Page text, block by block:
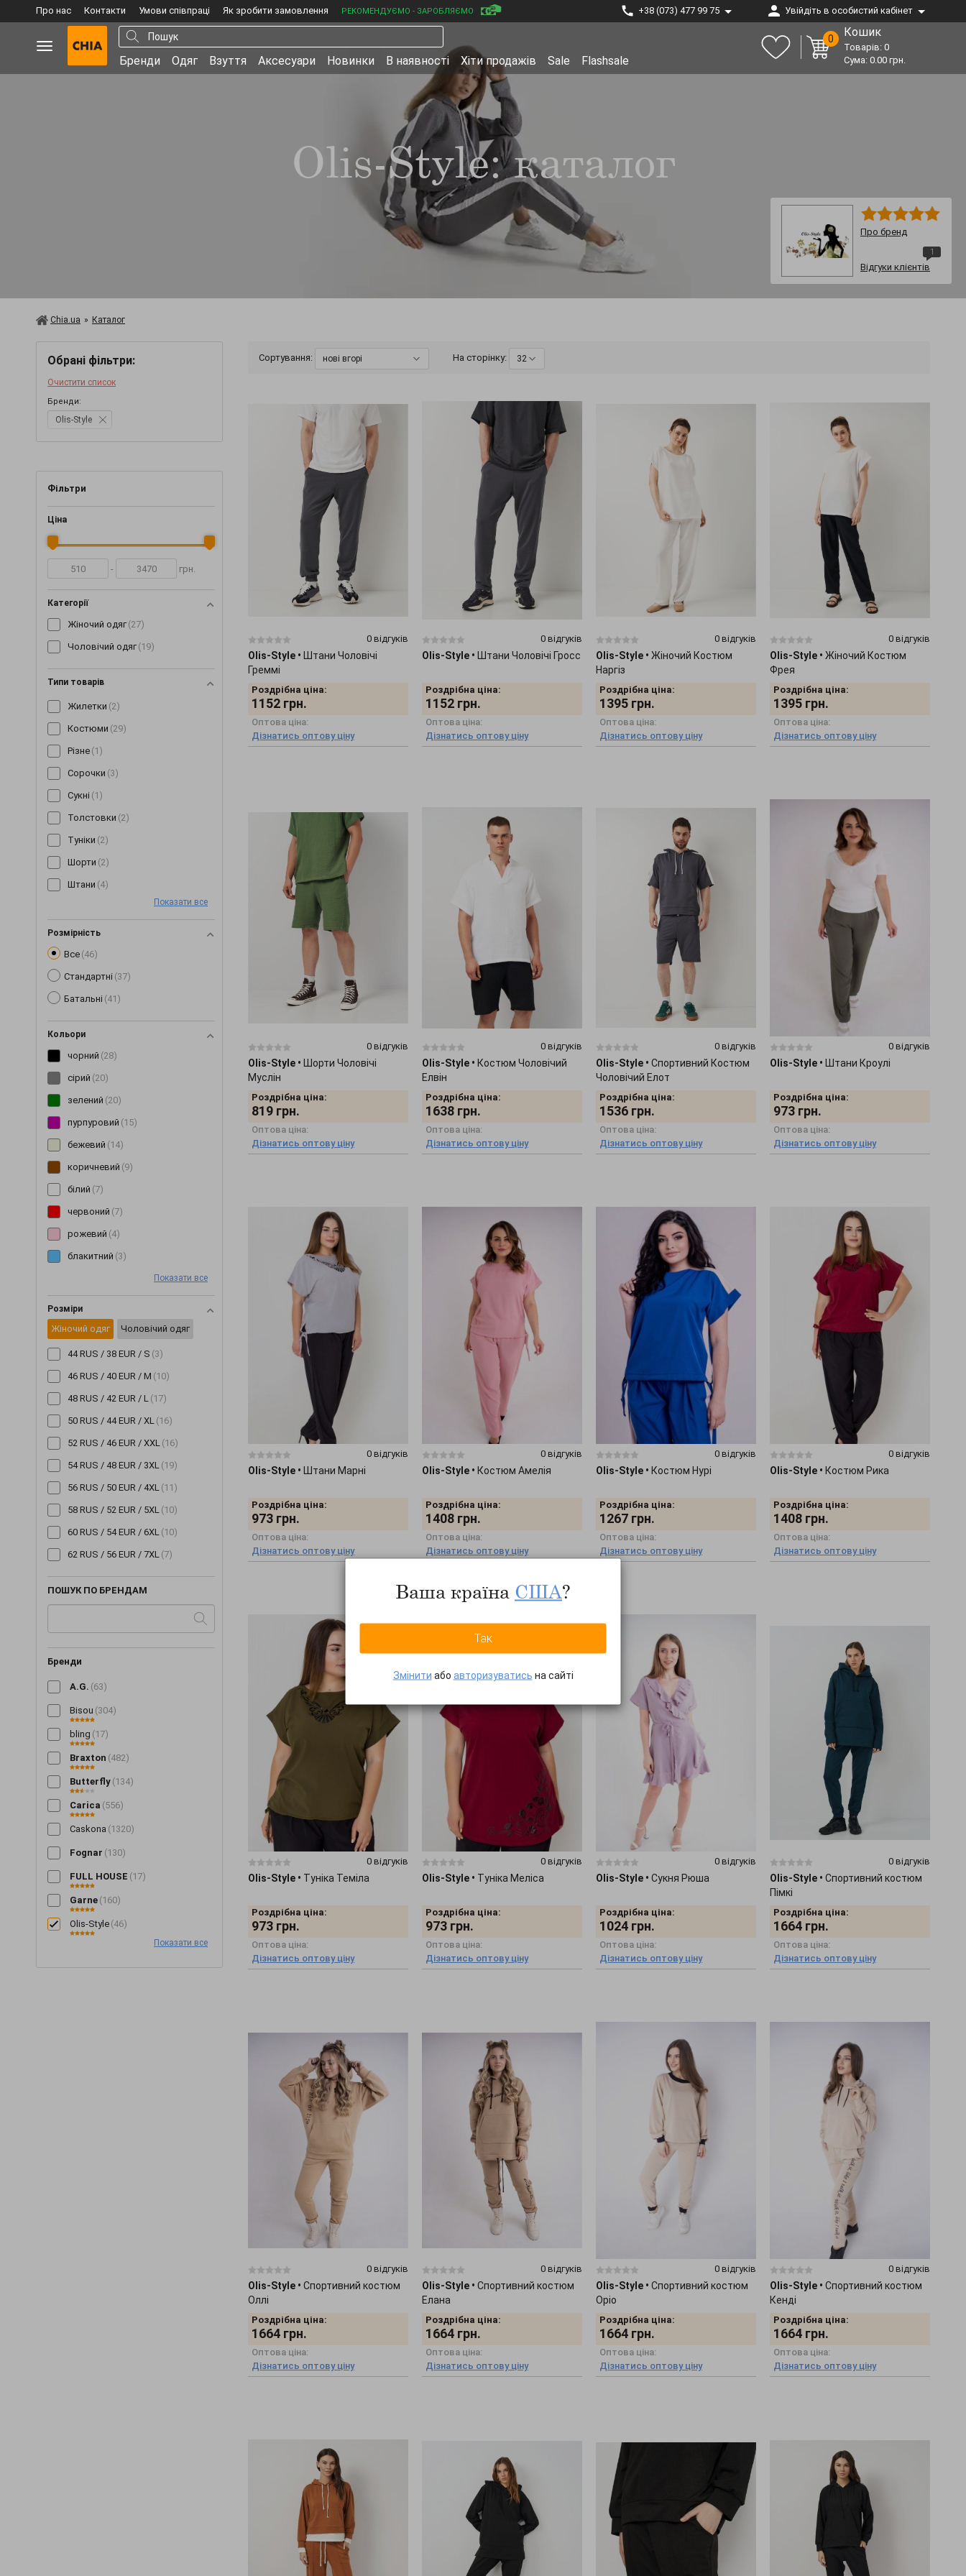
Про нас Контакти Умови співпраці Як зробити замовлення РЕКОМЕНДУЄМО - ЗАРОБЛЯЄМО +38 (073) 477 99 75 Увійдіть в особистий кабінет
Бренди Одяг Взуття Аксесуари Новинки В наявності Хіти продажів Sale Flashsale
0 Кошик
Товарів: 0
Сума: 0.00 грн.
Olis-Style: каталог
Про бренд
Відгуки клієнтів
1
Chia.ua » Каталог
Обрані фільтри:
Очистити список
Бренди:
Olis-Style
Фільтри
Ціна
- грн.
Категорії
Жіночий одяг (27)
Чоловічий одяг (19)
Типи товарів
Жилетки (2)
Костюми (29)
Різне (1)
Сорочки (3)
Сукні (1)
Толстовки (2)
Туніки (2)
Шорти (2)
Штани (4)
Показати все
Розмірність
Все (46)
Стандартні (37)
Батальні (41)
Кольори
чорний (28)
сірий (20)
зелений (20)
пурпуровий (15)
бежевий (14)
коричневий (9)
білий (7)
червоний (7)
рожевий (4)
блакитний (3)
салатовий (2)
Показати все
Розміри
Жіночий одяг Чоловічий одяг
44 RUS / 38 EUR / S (3)
46 RUS / 40 EUR / M (10)
48 RUS / 42 EUR / L (17)
50 RUS / 44 EUR / XL (16)
52 RUS / 46 EUR / XXL (16)
54 RUS / 48 EUR / 3XL (19)
56 RUS / 50 EUR / 4XL (11)
58 RUS / 52 EUR / 5XL (10)
60 RUS / 54 EUR / 6XL (10)
62 RUS / 56 EUR / 7XL (7)
ПОШУК ПО БРЕНДАМ
Бренди
A.G. (63)
Bisou (304)
bling (17)
Braxton (482)
Butterfly (134)
Carica (556)
Caskona (1320)
Fognar (130)
FULL HOUSE (17)
Garne (160)
Olis-Style (46)
INNOE(156)
Показати все
Сортування: нові вгорі На сторінку: 32
0 відгуків
Olis-Style •
Штани Чоловічі
Греммі
Роздрібна ціна:
1152 грн.
Оптова ціна:
Дізнатись оптову ціну
0 відгуків
Olis-Style • Штани Чоловічі Гросс
Роздрібна ціна:
1152 грн.
Оптова ціна:
Дізнатись оптову ціну
0 відгуків
Olis-Style • Жіночий Костюм
Наргіз
Роздрібна ціна:
1395 грн.
Оптова ціна:
Дізнатись оптову ціну
0 відгуків
Olis-Style • Жіночий Костюм
Фрея
Роздрібна ціна:
1395 грн.
Оптова ціна:
Дізнатись оптову ціну
0 відгуків
Olis-Style •
Шорти Чоловічі
Муслін
Роздрібна ціна:
819 грн.
Оптова ціна:
Дізнатись оптову ціну
0 відгуків
Olis-Style • Костюм Чоловічий
Елвін
Роздрібна ціна:
1638 грн.
Оптова ціна:
Дізнатись оптову ціну
0 відгуків
Olis-Style • Спортивний Костюм
Чоловічий Елот
Роздрібна ціна:
1536 грн.
Оптова ціна:
Дізнатись оптову ціну
0 відгуків
Olis-Style • Штани Кроулі
Роздрібна ціна:
973 грн.
Оптова ціна:
Дізнатись оптову ціну
0 відгуків
Olis-Style • Штани Марні
Роздрібна ціна:
973 грн.
Оптова ціна:
Дізнатись оптову ціну
0 відгуків
Olis-Style • Костюм Амелія
Роздрібна ціна:
1408 грн.
Оптова ціна:
Дізнатись оптову ціну
0 відгуків
Olis-Style • Костюм Нурі
Роздрібна ціна:
1267 грн.
Оптова ціна:
Дізнатись оптову ціну
0 відгуків
Olis-Style • Костюм Рика
Роздрібна ціна:
1408 грн.
Оптова ціна:
Дізнатись оптову ціну
0 відгуків
Olis-Style • Туніка Теміла
Роздрібна ціна:
973 грн.
Оптова ціна:
Дізнатись оптову ціну
0 відгуків
Olis-Style • Туніка Меліса
Роздрібна ціна:
973 грн.
Оптова ціна:
Дізнатись оптову ціну
0 відгуків
Olis-Style • Сукня Рюша
Роздрібна ціна:
1024 грн.
Оптова ціна:
Дізнатись оптову ціну
0 відгуків
Olis-Style • Спортивний костюм
Пімкі
Роздрібна ціна:
1664 грн.
Оптова ціна:
Дізнатись оптову ціну
0 відгуків
Olis-Style • Спортивний костюм
Оллі
Роздрібна ціна:
1664 грн.
Оптова ціна:
Дізнатись оптову ціну
0 відгуків
Olis-Style • Спортивний костюм
Елана
Роздрібна ціна:
1664 грн.
Оптова ціна:
Дізнатись оптову ціну
0 відгуків
Olis-Style • Спортивний костюм
Оріо
Роздрібна ціна:
1664 грн.
Оптова ціна:
Дізнатись оптову ціну
0 відгуків
Olis-Style • Спортивний костюм
Кенді
Роздрібна ціна:
1664 грн.
Оптова ціна:
Дізнатись оптову ціну
Ваша країна США?
Так
Змінити або авторизуватись на сайті